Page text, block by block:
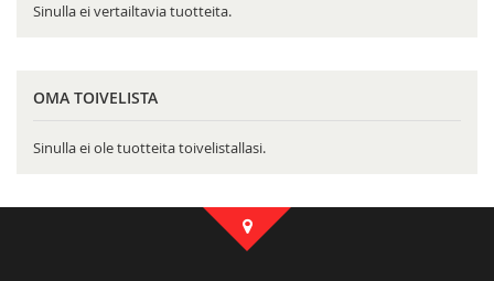
Sinulla ei vertailtavia tuotteita.
OMA TOIVELISTA
Sinulla ei ole tuotteita toivelistallasi.